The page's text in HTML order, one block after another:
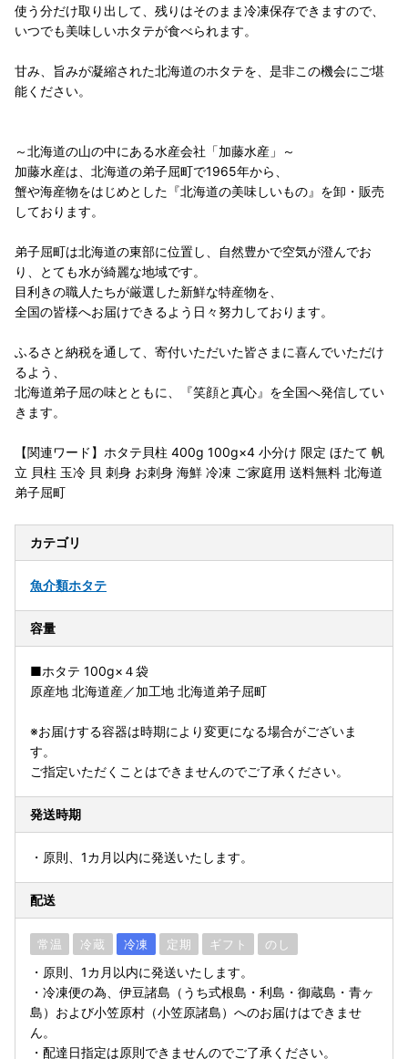
使う分だけ取り出して、残りはそのまま冷凍保存できますので、
いつでも美味しいホタテが食べられます。
甘み、旨みが凝縮された北海道のホタテを、是非この機会にご堪
能ください。
～北海道の山の中にある水産会社「加藤水産」～
加藤水産は、北海道の弟子屈町で1965年から、
蟹や海産物をはじめとした『北海道の美味しいもの』を卸・販売
しております。
弟子屈町は北海道の東部に位置し、自然豊かで空気が澄んでお
り、とても水が綺麗な地域です。
目利きの職人たちが厳選した新鮮な特産物を、
全国の皆様へお届けできるよう日々努力しております。
ふるさと納税を通して、寄付いただいた皆さまに喜んでいただけ
るよう、
北海道弟子屈の味とともに、『笑顔と真心』を全国へ発信してい
きます。
【関連ワード】ホタテ貝柱 400g 100g×4 小分け 限定 ほたて 帆
立 貝柱 玉冷 貝 刺身 お刺身 海鮮 冷凍 ご家庭用 送料無料 北海道
弟子屈町
カテゴリ
魚介類ホタテ
容量
■ホタテ 100g×４袋
原産地 北海道産／加工地 北海道弟子屈町
※お届けする容器は時期により変更になる場合がございま
す。
ご指定いただくことはできませんのでご了承ください。
発送時期
・原則、1カ月以内に発送いたします。
配送
常温 冷蔵 冷凍 定期 ギフト のし
・原則、1カ月以内に発送いたします。
・冷凍便の為、伊豆諸島（うち式根島・利島・御蔵島・青ヶ
島）および小笠原村（小笠原諸島）へのお届けはできませ
ん。
・配達日指定は原則できませんのでご了承ください。